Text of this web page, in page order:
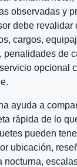
observadas y
debe revalidar
cargos,
penalidades de
opcional
ayuda a
rápida de lo
pueden
ubicación,
nocturna,